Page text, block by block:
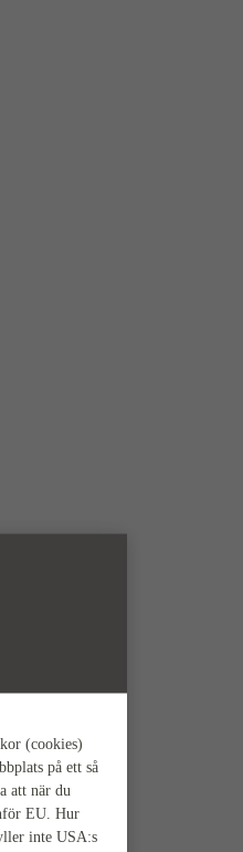
(cookies)
på ett så
att när du
EU. Hur
inte USA:s